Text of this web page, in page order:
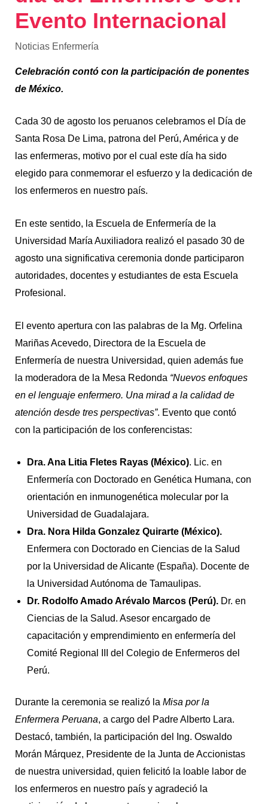
Evento Internacional
Noticias Enfermería
Celebración contó con la participación de ponentes
de México.
Cada 30 de agosto los peruanos celebramos el Día de
Santa Rosa De Lima, patrona del Perú, América y de
las enfermeras, motivo por el cual este día ha sido
elegido para conmemorar el esfuerzo y la dedicación de
los enfermeros en nuestro país.
En este sentido, la Escuela de Enfermería de la
Universidad María Auxiliadora realizó el pasado 30 de
agosto una significativa ceremonia donde participaron
autoridades, docentes y estudiantes de esta Escuela
Profesional.
El evento apertura con las palabras de la Mg. Orfelina
Mariñas Acevedo, Directora de la Escuela de
Enfermería de nuestra Universidad, quien además fue
la moderadora de la Mesa Redonda “Nuevos enfoques
en el lenguaje enfermero. Una mirad a la calidad de
atención desde tres perspectivas”. Evento que contó
con la participación de los conferencistas:
Dra. Ana Litia Fletes Rayas (México). Lic. en
Enfermería con Doctorado en Genética Humana, con
orientación en inmunogenética molecular por la
Universidad de Guadalajara.
Dra. Nora Hilda Gonzalez Quirarte (México).
Enfermera con Doctorado en Ciencias de la Salud
por la Universidad de Alicante (España). Docente de
la Universidad Autónoma de Tamaulipas.
Dr. Rodolfo Amado Arévalo Marcos (Perú).Dr. en
Ciencias de la Salud. Asesor encargado de
capacitación y emprendimiento en enfermería del
Comité Regional III del Colegio de Enfermeros del
Perú.
Durante la ceremonia se realizó la Misa por la
Enfermera Peruana, a cargo del Padre Alberto Lara.
Destacó, también, la participación del Ing. Oswaldo
Morán Márquez, Presidente de la Junta de Accionistas
de nuestra universidad, quien felicitó la loable labor de
los enfermeros en nuestro país y agradeció la